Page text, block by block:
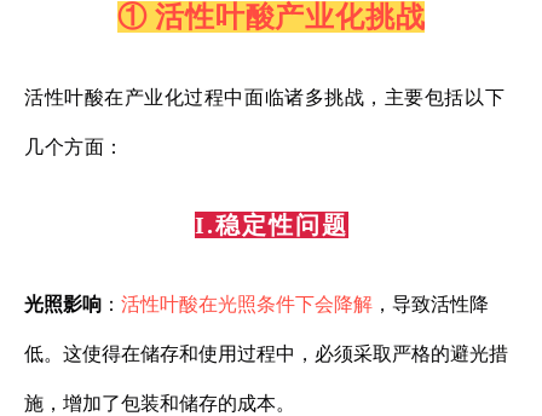
① 活性叶酸产业化挑战
活性叶酸在产业化过程中面临诸多挑战，主要包括以下
几个方面：
I.稳定性问题
光照影响 ： 活性叶酸在光照条件下会降解 ，导致活性降
低。这使得在储存和使用过程中，必须采取严格的避光措
施，增加了包装和储存的成本。